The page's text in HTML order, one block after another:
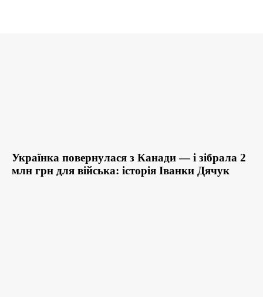
Українка повернулася з Канади — і зібрала 2
млн грн для війська: історія Іванки Дячук